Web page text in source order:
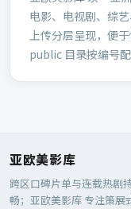
电影、电视剧、综
上传分层呈现，便
public 目录按编号配
亚欧美影库
跨区口碑片单与连载热剧
畅； 亚欧美影库 专注策展